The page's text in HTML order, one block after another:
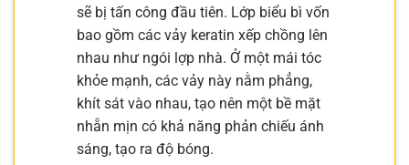
sẽ bị tấn công đầu tiên. Lớp biểu bì vốn
bao gồm các vảy keratin xếp chồng lên
nhau như ngói lợp nhà. Ở một mái tóc
khỏe mạnh, các vảy này nằm phẳng,
khít sát vào nhau, tạo nên một bề mặt
nhẵn mịn có khả năng phản chiếu ánh
sáng, tạo ra độ bóng.